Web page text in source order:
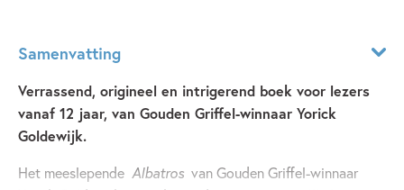
Samenvatting
Verrassend, origineel en intrigerend boek voor lezers
vanaf 12 jaar, van Gouden Griffel-winnaar Yorick
Goldewijk.
Het meeslepende Albatros van Gouden Griffel-winnaar